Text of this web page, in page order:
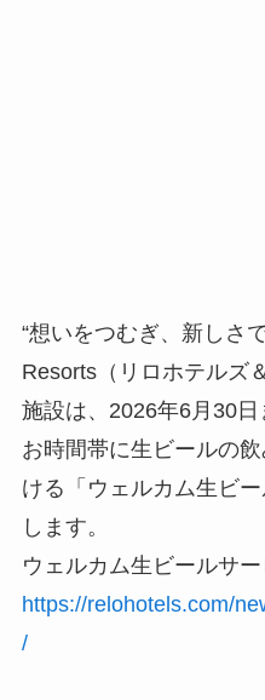
“想いをつむぎ、新しさ
Resorts（リロホテルズ
施設は、2026年6月30
お時間帯に生ビールの
ける「ウェルカム生ビ
します。
ウェルカム生ビールサー
https://relohotels.com/
/